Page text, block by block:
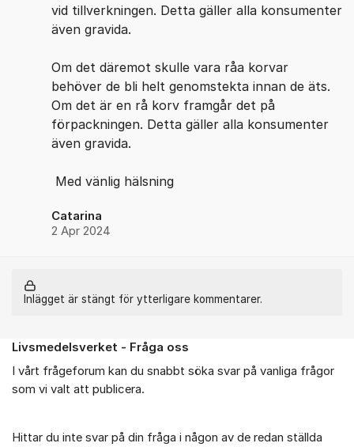
vid tillverkningen. Detta gäller alla konsumenter
även gravida.
Om det däremot skulle vara råa korvar
behöver de bli helt genomstekta innan de äts.
Om det är en rå korv framgår det på
förpackningen. Detta gäller alla konsumenter
även gravida.
Med vänlig hälsning
Catarina
2 Apr 2024
Inlägget är stängt för ytterligare kommentarer.
Om forumet
Livsmedelsverket - Fråga oss
I vårt frågeforum kan du snabbt söka svar på vanliga frågor
som vi valt att publicera.
Hittar du inte svar på din fråga i någon av de redan ställda